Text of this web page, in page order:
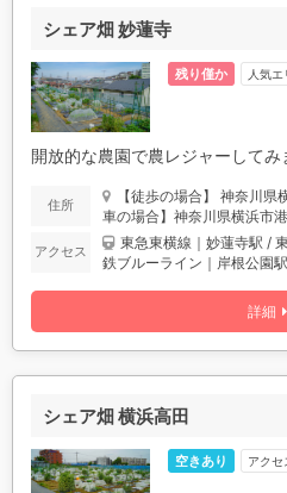
シェア畑 妙蓮寺
詳細
残り僅か 人気エ
開放的な農園で農レジャーしてみ
住所 【徒歩の場合】 神奈川
車の場合】神奈川県横浜市
アクセス 東急東横線｜妙蓮寺駅 /
鉄ブルーライン｜岸根公園駅
シェア畑 横浜高田
空きあり アクセ